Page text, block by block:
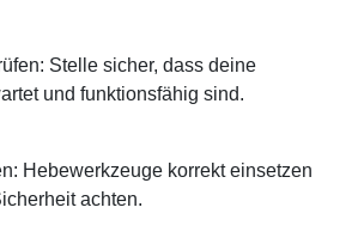
Stelle sicher, dass deine
und funktionsfähig sind.
Hebewerkzeuge korrekt einsetzen
achten.